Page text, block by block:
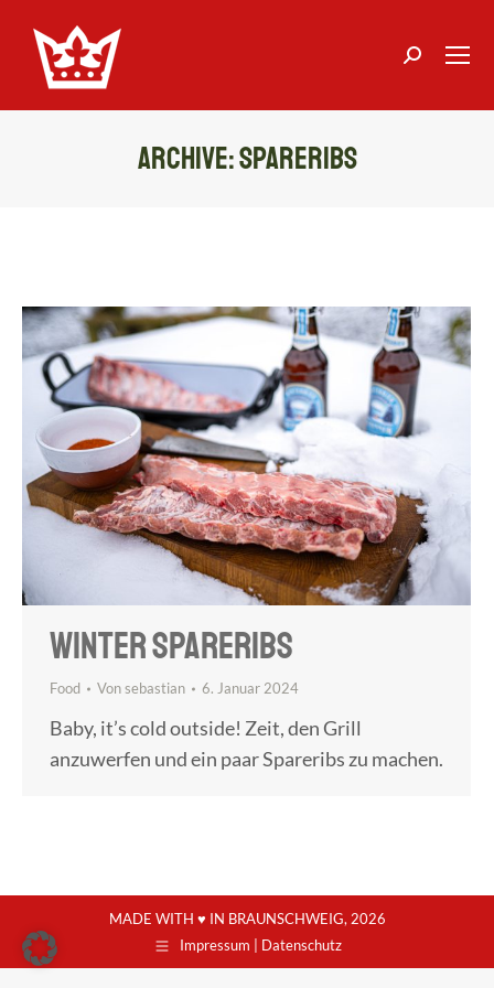
Suchen:
Archive:Spareribs
WINTER SPARERIBS
Food Vonsebastian 6. Januar 2024
Baby, it’s cold outside! Zeit, den Grill
anzuwerfen und ein paar Spareribs zu machen.
MADE WITH ♥ IN BRAUNSCHWEIG, 2026
Impressum | Datenschutz